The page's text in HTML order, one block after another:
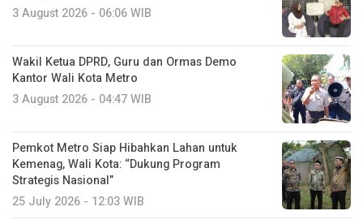
3 August 2026 - 06:06 WIB
Wakil Ketua DPRD, Guru dan Ormas Demo
Kantor Wali Kota Metro
3 August 2026 - 04:47 WIB
Pemkot Metro Siap Hibahkan Lahan untuk
Kemenag, Wali Kota: “Dukung Program
Strategis Nasional”
25 July 2026 - 12:03 WIB